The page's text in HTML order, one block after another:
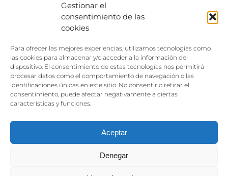
Gestionar el
consentimiento de las
cookies
Para ofrecer las mejores experiencias, utilizamos tecnologías como
las cookies para almacenar y/o acceder a la información del
dispositivo. El consentimiento de estas tecnologías nos permitirá
procesar datos como el comportamiento de navegación o las
identificaciones únicas en este sitio. No consentir o retirar el
consentimiento, puede afectar negativamente a ciertas
características y funciones.
Aceptar
Denegar
El empleo, la gran llave para una vida
independiente: Fundación Dfa reclama un
impulso decidido a la inclusión laboral de las
personas con discapacidad
Clown, circo y magia: el Jardín de las Artes
de julio con su segundo “Festival